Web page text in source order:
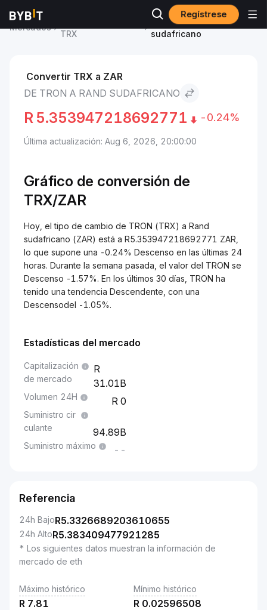
Regístrese
Mercados
TRX
TRON to Rand
sudafricano
Convertir TRX a ZAR
DE TRON A RAND SUDAFRICANO
R 5.353947218692771 -0.24%
Última actualización: Aug 6, 2026, 20:00:00
Gráfico de conversión de
TRX/ZAR
Hoy, el tipo de cambio de TRON (TRX) a Rand
sudafricano (ZAR) está a R5.353947218692771 ZAR,
lo que supone una -0.24% Descenso en las últimas 24
horas. Durante la semana pasada, el valor del TRON se
Descenso -1.57%. En los últimos 30 días, TRON ha
tenido una tendencia Descendente, con una
Descensodel -1.05%.
Estadísticas del mercado
Capitalización
de mercado
31.01B
Volumen 24H 0
Suministro cir
culante
94.89B
Suministro máximo --
Referencia
24h BajoR5.3326689203610655
24h AltoR5.383409477921285
* Los siguientes datos muestran la información de
mercado de eth
Máximo histórico
R 7.81
Mínimo histórico
R 0.02596508